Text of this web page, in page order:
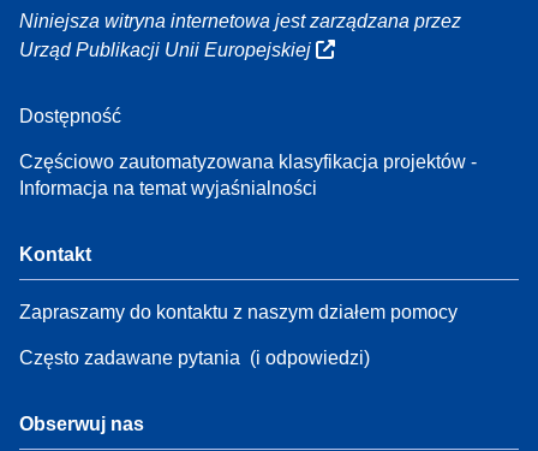
Niniejsza witryna internetowa jest zarządzana przez
Urząd Publikacji Unii Europejskiej
Dostępność
Częściowo zautomatyzowana klasyfikacja projektów -
Informacja na temat wyjaśnialności
Kontakt
Zapraszamy do kontaktu z naszym działem pomocy
Często zadawane pytania (i odpowiedzi)
Obserwuj nas